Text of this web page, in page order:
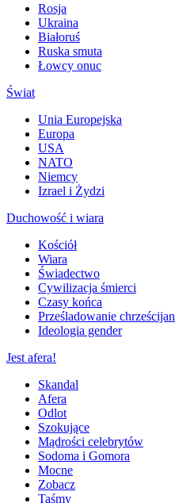
Rosja
Ukraina
Białoruś
Ruska smuta
Łowcy onuc
Świat
Unia Europejska
Europa
USA
NATO
Niemcy
Izrael i Żydzi
Duchowość i wiara
Kościół
Wiara
Świadectwo
Cywilizacja śmierci
Czasy końca
Prześladowanie chrześcijan
Ideologia gender
Jest afera!
Skandal
Afera
Odlot
Szokujące
Mądrości celebrytów
Sodoma i Gomora
Mocne
Zobacz
Taśmy